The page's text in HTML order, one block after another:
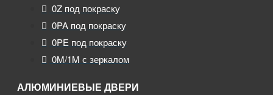
0Z под покраску
0PA под покраску
0PE под покраску
0M/1M с зеркалом
АЛЮМИНИЕВЫЕ ДВЕРИ